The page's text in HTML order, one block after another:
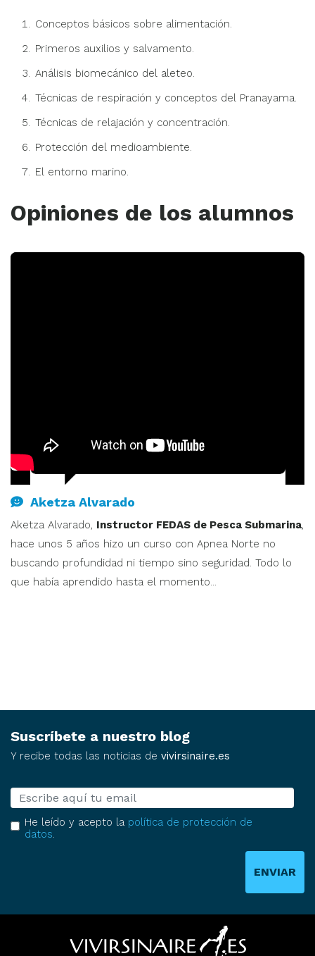
Conceptos básicos sobre alimentación.
Primeros auxilios y salvamento.
Análisis biomecánico del aleteo.
Técnicas de respiración y conceptos del Pranayama.
Técnicas de relajación y concentración.
Protección del medioambiente.
El entorno marino.
Opiniones de los alumnos
Aketza Alvarado
Aketza Alvarado, Instructor FEDAS de Pesca Submarina,
hace unos 5 años hizo un curso con Apnea Norte no
buscando profundidad ni tiempo sino seguridad. Todo lo
que había aprendido hasta el momento...
Suscríbete a nuestro blog
Y recibe todas las noticias de vivirsinaire.es
E-mail
He leído y acepto la política de protección de
datos.
ENVIAR